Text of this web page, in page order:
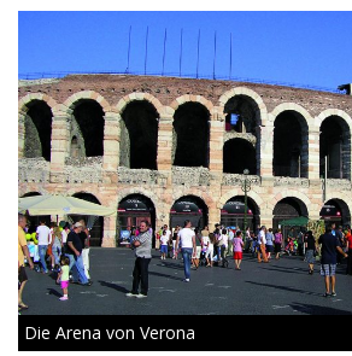
Die Arena von Verona